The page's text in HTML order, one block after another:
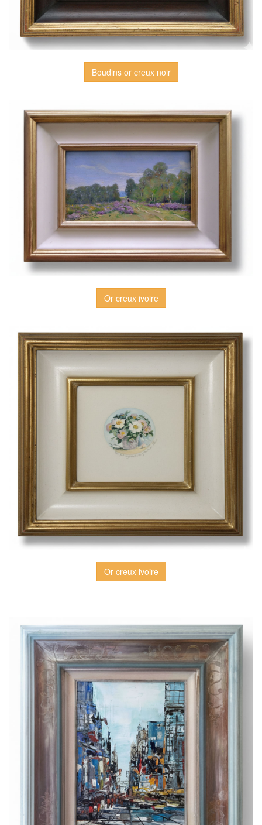
Boudins or creux noir
Or creux ivoire
Or creux ivoire